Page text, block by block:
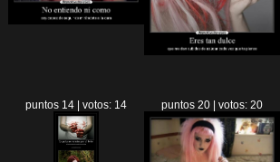
puntos 14 | votos: 14 puntos 20 | votos: 20